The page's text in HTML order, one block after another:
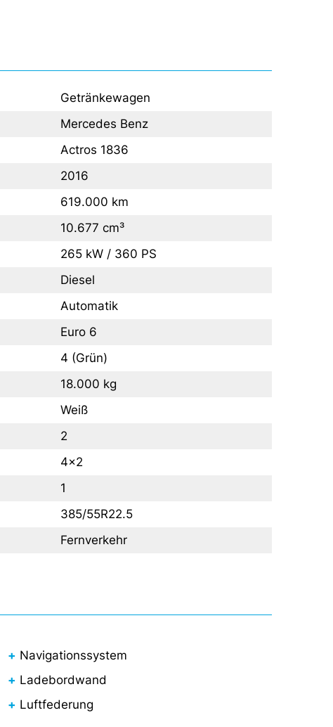
Getränkewagen
Mercedes Benz
Actros 1836
2016
619.000 km
10.677 cm³
265 kW / 360 PS
Diesel
Automatik
Euro 6
4 (Grün)
18.000 kg
Weiß
2
4x2
1
385/55R22.5
Fernverkehr
Navigationssystem
Ladebordwand
Luftfederung